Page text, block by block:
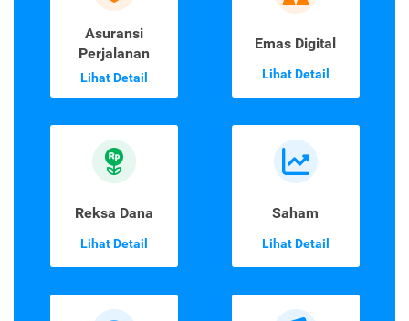
Asuransi
Perjalanan
Lihat Detail
Emas Digital
Lihat Detail
Reksa Dana
Lihat Detail
Saham
Lihat Detail